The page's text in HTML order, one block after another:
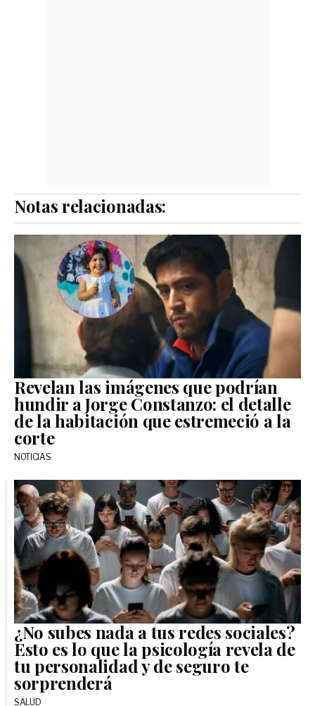
Notas relacionadas:
Revelan las imágenes que podrían
hundir a Jorge Constanzo: el detalle
de la habitación que estremeció a la
corte
NOTICIAS
¿No subes nada a tus redes sociales?
Esto es lo que la psicología revela de
tu personalidad y de seguro te
sorprenderá
SALUD